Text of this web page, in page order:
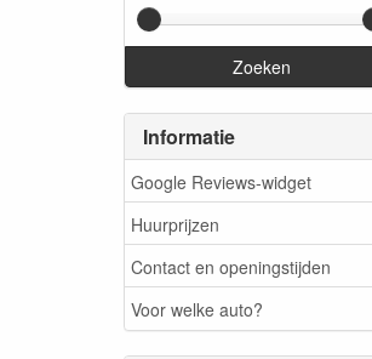
Zoeken
Informatie
Google Reviews-widget
Huurprijzen
Contact en openingstijden
Voor welke auto?